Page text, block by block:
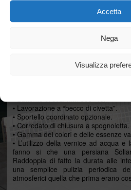
Accetta
Nega
Visualizza
Questo tipo di persiana nasce
• Battente di sez. mm 805×45.
• Lavorazione a “becco di civetta”.
• Sportello coordinato opzionale.
• Corredato di chiusura a spognoletta.
• Gamma dei colori e delle essenze
• L’utilizzo della vernice ad acqua
fanno si che una persiana
Raddoppia di fatto la durata alle
una semplice pulizia periodica
atmosferici quella che prima erano